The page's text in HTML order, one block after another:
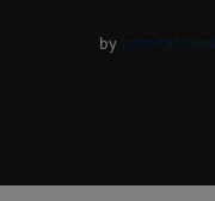
by Infinitas